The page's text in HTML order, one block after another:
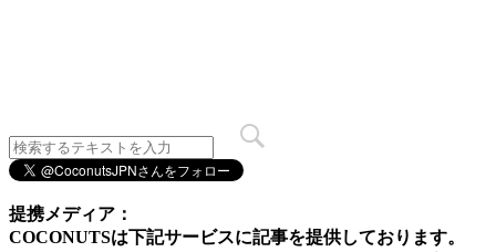
提携メディア：
COCONUTSは下記サービスに記事を提供しております。